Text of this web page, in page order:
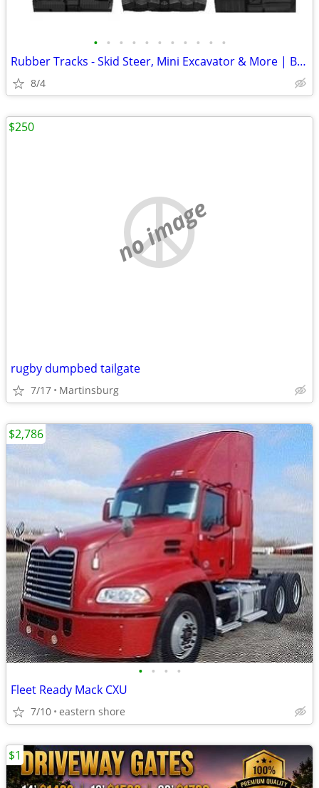
• • • • • • • • • • •
Rubber Tracks - Skid Steer, Mini Excavator & More | Best Prices
8/4
no image
rugby dumpbed tailgate
7/17 Martinsburg
$250
• • • •
Fleet Ready Mack CXU
7/10 eastern shore
$2,786
$1